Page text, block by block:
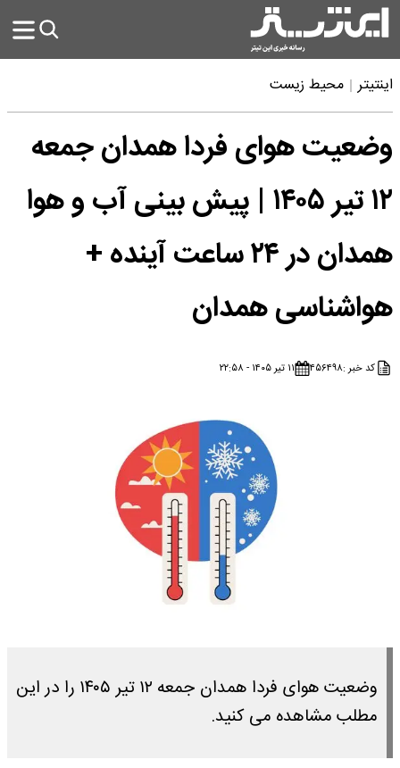
اینتیتر محیط زیست
وضعیت هوای فردا همدان جمعه
۱۲ تیر ۱۴۰۵ | پیش بینی آب و هوا
همدان در ۲۴ ساعت آینده +
هواشناسی همدان
کد خبر :۴۵۶۴۹۸ ۱۱ تیر ۱۴۰۵ - ۲۲:۵۸
وضعیت هوای فردا همدان جمعه ۱۲ تیر ۱۴۰۵ را در این
مطلب مشاهده می کنید.